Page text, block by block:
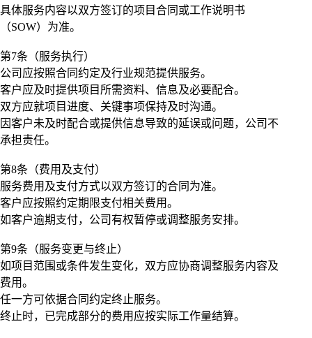
具体服务内容以双方签订的项目合同或工作说明书
（SOW）为准。
第7条（服务执行）
公司应按照合同约定及行业规范提供服务。
客户应及时提供项目所需资料、信息及必要配合。
双方应就项目进度、关键事项保持及时沟通。
因客户未及时配合或提供信息导致的延误或问题，公司不
承担责任。
第8条（费用及支付）
服务费用及支付方式以双方签订的合同为准。
客户应按照约定期限支付相关费用。
如客户逾期支付，公司有权暂停或调整服务安排。
第9条（服务变更与终止）
如项目范围或条件发生变化，双方应协商调整服务内容及
费用。
任一方可依据合同约定终止服务。
终止时，已完成部分的费用应按实际工作量结算。